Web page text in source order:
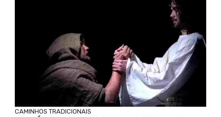
CAMINHOS TRADICIONAIS